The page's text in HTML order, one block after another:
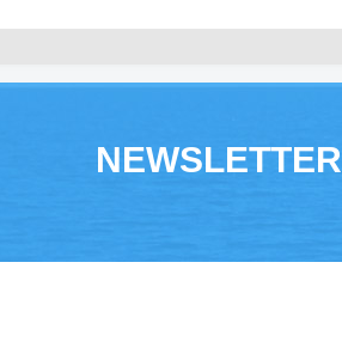
NEWSLETTER